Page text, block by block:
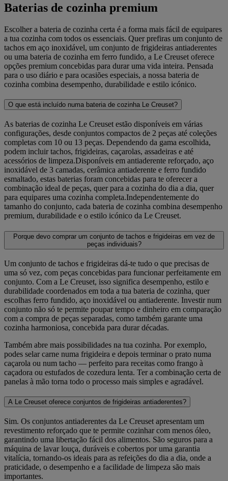
Baterias de cozinha premium
Escolher a bateria de cozinha certa é a forma mais fácil de equipares
a tua cozinha com todos os essenciais. Quer prefiras um conjunto de
tachos em aço inoxidável, um conjunto de frigideiras antiaderentes
ou uma bateria de cozinha em ferro fundido, a Le Creuset oferece
opções premium concebidas para durar uma vida inteira. Pensada
para o uso diário e para ocasiões especiais, a nossa bateria de
cozinha combina desempenho, durabilidade e estilo icónico.
O que está incluído numa bateria de cozinha Le Creuset?
As baterias de cozinha Le Creuset estão disponíveis em várias
configurações, desde conjuntos compactos de 2 peças até coleções
completas com 10 ou 13 peças. Dependendo da gama escolhida,
podem incluir tachos, frigideiras, caçarolas, assadeiras e até
acessórios de limpeza.Disponíveis em antiaderente reforçado, aço
inoxidável de 3 camadas, cerâmica antiaderente e ferro fundido
esmaltado, estas baterias foram concebidas para te oferecer a
combinação ideal de peças, quer para a cozinha do dia a dia, quer
para equipares uma cozinha completa.Independentemente do
tamanho do conjunto, cada bateria de cozinha combina desempenho
premium, durabilidade e o estilo icónico da Le Creuset.
Porque devo comprar um conjunto de tachos e frigideiras em vez de
peças individuais?
Um conjunto de tachos e frigideiras dá-te tudo o que precisas de
uma só vez, com peças concebidas para funcionar perfeitamente em
conjunto. Com a Le Creuset, isso significa desempenho, estilo e
durabilidade coordenados em toda a tua bateria de cozinha, quer
escolhas ferro fundido, aço inoxidável ou antiaderente. Investir num
conjunto não só te permite poupar tempo e dinheiro em comparação
com a compra de peças separadas, como também garante uma
cozinha harmoniosa, concebida para durar décadas.
Também abre mais possibilidades na tua cozinha. Por exemplo,
podes selar carne numa frigideira e depois terminar o prato numa
caçarola ou num tacho — perfeito para receitas como frango à
caçadora ou estufados de cozedura lenta. Ter a combinação certa de
panelas à mão torna todo o processo mais simples e agradável.
A Le Creuset oferece conjuntos de frigideiras antiaderentes?
Sim. Os conjuntos antiaderentes da Le Creuset apresentam um
revestimento reforçado que te permite cozinhar com menos óleo,
garantindo uma libertação fácil dos alimentos. São seguros para a
máquina de lavar louça, duráveis e cobertos por uma garantia
vitalícia, tornando-os ideais para as refeições do dia a dia, onde a
praticidade, o desempenho e a facilidade de limpeza são mais
importantes.